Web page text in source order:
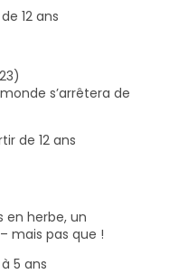
12 ans
s’arrêtera de
de 12 ans
en herbe, un
mais pas que !
5 ans